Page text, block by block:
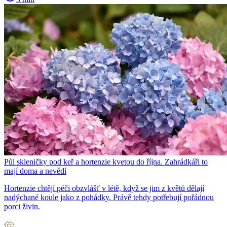
Půl skleničky pod keř a hortenzie kvetou do října. Zahrádkáři to
mají doma a nevědí
Hortenzie chtějí péči obzvlášť v létě, když se jim z květů dělají
nadýchané koule jako z pohádky. Právě tehdy potřebují pořádnou
porci živin.